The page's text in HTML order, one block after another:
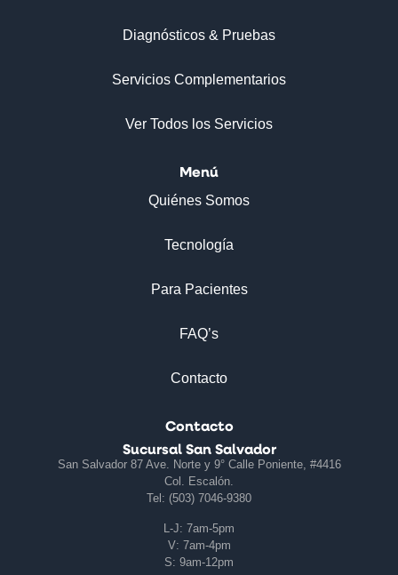
Diagnósticos & Pruebas
Servicios Complementarios
Ver Todos los Servicios
Menú
Quiénes Somos
Tecnología
Para Pacientes
FAQ’s
Contacto
Contacto
Sucursal San Salvador
San Salvador 87 Ave. Norte y 9° Calle Poniente, #4416
Col. Escalón.
Tel: (503) 7046-9380
L-J: 7am-5pm
V: 7am-4pm
S: 9am-12pm